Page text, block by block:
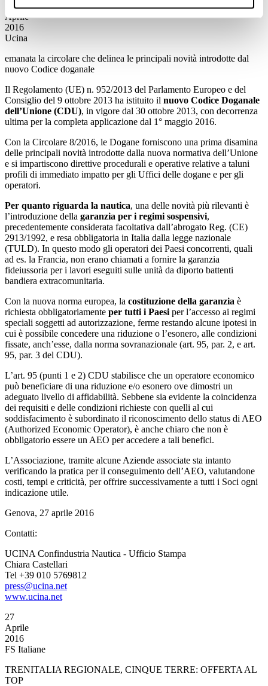
27
Aprile
2016
Ucina
emanata la circolare che delinea le principali novità introdotte dal
nuovo Codice doganale
Il Regolamento (UE) n. 952/2013 del Parlamento Europeo e del
Consiglio del 9 ottobre 2013 ha istituito il nuovo Codice Doganale
dell’Unione (CDU), in vigore dal 30 ottobre 2013, con decorrenza
ultima per la completa applicazione dal 1° maggio 2016.
Con la Circolare 8/2016, le Dogane forniscono una prima disamina
delle principali novità introdotte dalla nuova normativa dell’Unione
e si impartiscono direttive procedurali e operative relative a taluni
profili di immediato impatto per gli Uffici delle dogane e per gli
operatori.
Per quanto riguarda la nautica, una delle novità più rilevanti è
l’introduzione della garanzia per i regimi sospensivi,
precedentemente considerata facoltativa dall’abrogato Reg. (CE)
2913/1992, e resa obbligatoria in Italia dalla legge nazionale
(TULD). In questo modo gli operatori dei Paesi concorrenti, quali
ad es. la Francia, non erano chiamati a fornire la garanzia
fideiussoria per i lavori eseguiti sulle unità da diporto battenti
bandiera extracomunitaria.
Con la nuova norma europea, la costituzione della garanzia è
richiesta obbligatoriamente per tutti i Paesi per l’accesso ai regimi
speciali soggetti ad autorizzazione, ferme restando alcune ipotesi in
cui è possibile concedere una riduzione o l’esonero, alle condizioni
fissate, anch’esse, dalla norma sovranazionale (art. 95, par. 2, e art.
95, par. 3 del CDU).
L’art. 95 (punti 1 e 2) CDU stabilisce che un operatore economico
può beneficiare di una riduzione e/o esonero ove dimostri un
adeguato livello di affidabilità. Sebbene sia evidente la coincidenza
dei requisiti e delle condizioni richieste con quelli al cui
soddisfacimento è subordinato il riconoscimento dello status di AEO
(Authorized Economic Operator), è anche chiaro che non è
obbligatorio essere un AEO per accedere a tali benefici.
L’Associazione, tramite alcune Aziende associate sta intanto
verificando la pratica per il conseguimento dell’AEO, valutandone
costi, tempi e criticità, per offrire successivamente a tutti i Soci ogni
indicazione utile.
Genova, 27 aprile 2016
Contatti:
UCINA Confindustria Nautica - Ufficio Stampa
Chiara Castellari
Tel +39 010 5769812
press@ucina.net
www.ucina.net
27
Aprile
2016
FS Italiane
TRENITALIA REGIONALE, CINQUE TERRE: OFFERTA AL
TOP